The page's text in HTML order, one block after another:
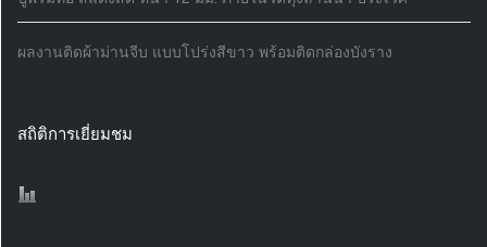
ผลงานติดผ้าม่านจีบ แบบโปร่งสีขาว พร้อมติดกล่องบังราง
สถิติการเยี่ยมชม